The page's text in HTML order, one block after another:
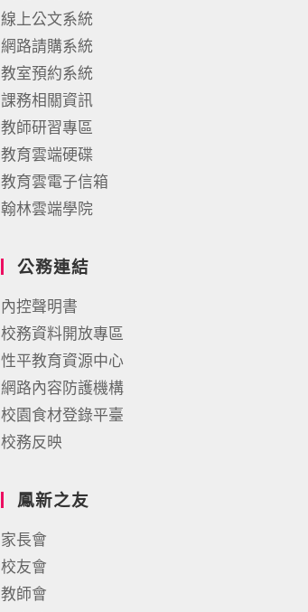
線上公文系統
網路請購系統
教室預約系統
課務相關資訊
教師研習專區
教育雲端硬碟
教育雲電子信箱
翰林雲端學院
公務連結
內控聲明書
校務資料開放專區
性平教育資源中心
網路內容防護機構
校園食材登錄平臺
校務反映
鳳新之友
家長會
校友會
教師會